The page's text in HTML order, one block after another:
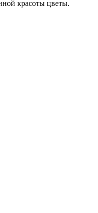
красоты цветы.